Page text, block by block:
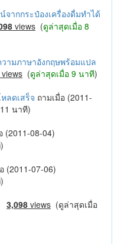
ากกระป๋องเครื่องดื่มทำได้
views (ดูล่าสุดเมื่อ 8
ามภาษาอังกฤษพร้อมแปล
views (ดูล่าสุดเมื่อ 9 นาที)
ลดเสร็จ ถามเมื่อ (2011-
นาที)
(2011-08-04)
(2011-07-06)
3,098 views (ดูล่าสุดเมื่อ